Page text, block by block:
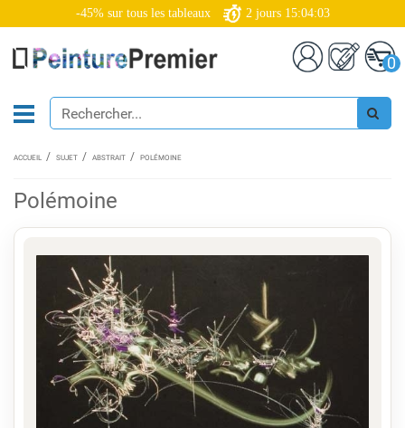
-45% sur tous les tableaux 2 jours 15:04:03
0
ACCUEIL SUJET ABSTRAIT POLÉMOINE
Polémoine